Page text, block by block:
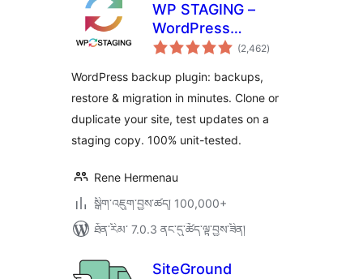
WP STAGING –
WordPress
Backups, Restore,
(2,462གདེང་
འཇོག་
)
WordPress backup plugin: backups,
restore & migration in minutes. Clone or
duplicate your site, test updates on a
staging copy. 100% unit-tested.
Rene Hermenau
སྒྲིག་འཇུག་བྱས་ཚད། 100,000+
ཐོན་རིམ་ 7.0.3 ནང་དུ་ཚོད་ལྟ་བྱས་ཟིན།
SiteGround